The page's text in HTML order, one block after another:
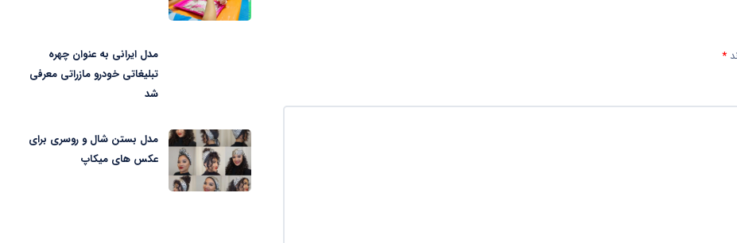
*
مدل ایرانی به عنوان چهره
تبلیغاتی خودرو مازراتی معرفی
شد
مدل بستن شال و روسری برای
عکس های میکاپ